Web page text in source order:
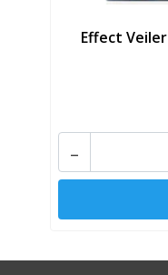
Effect Veiler
-